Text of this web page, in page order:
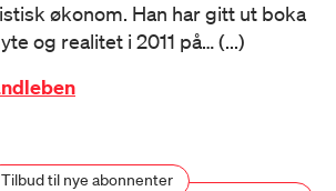
økonom. Han har gitt ut boka
og realitet i 2011 på… (...)
Tilbud til nye abonnenter